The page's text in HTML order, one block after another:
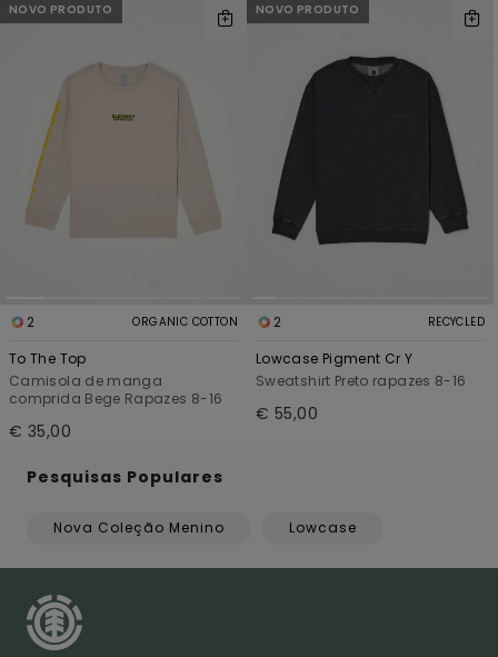
NOVO PRODUTO
2 ORGANIC COTTON
To The Top
Camisola de manga
comprida Bege Rapazes 8-16
€ 35,00
NOVO PRODUTO
2 RECYCLED
Lowcase Pigment Cr Y
Sweatshirt Preto rapazes 8-16
€ 55,00
Pesquisas Populares
Nova Coleção Menino Lowcase